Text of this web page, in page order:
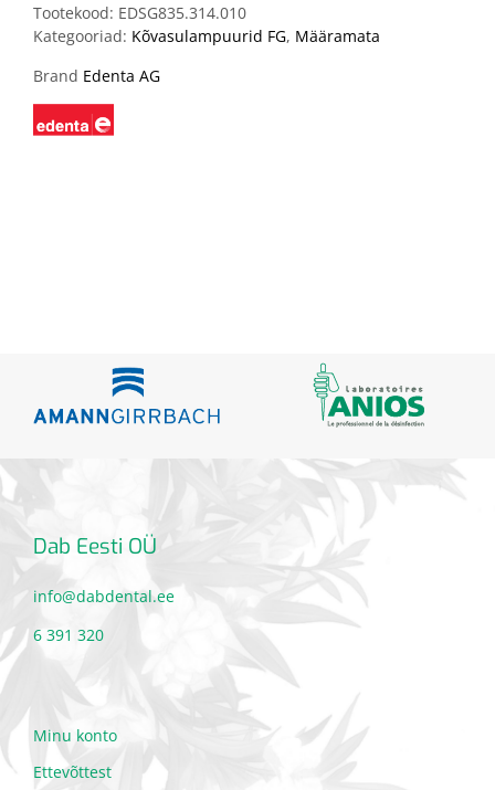
Tootekood: EDSG835.314.010
Kategooriad: Kõvasulampuurid FG, Määramata
Brand Edenta AG
Dab Eesti OÜ
info@dabdental.ee
6 391 320
Minu konto
Ettevõttest